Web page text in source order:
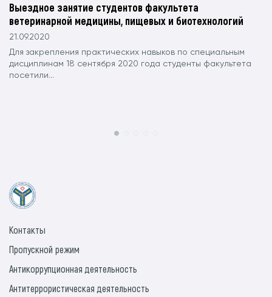
Выездное занятие студентов факультета
ветеринарной медицины, пищевых и биотехнологий
21.09.2020
Для закрепления практических навыков по специальным
дисциплинам 18 сентября 2020 года студенты факультета
посетили...
Контакты
Пропускной режим
Антикоррупционная деятельность
Антитеррористическая деятельность